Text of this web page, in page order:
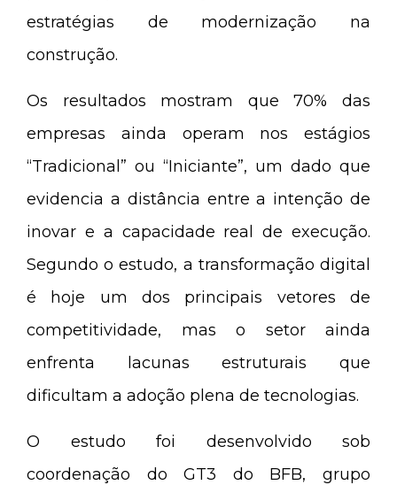
estratégias de modernização na
construção.
Os resultados mostram que 70% das
empresas ainda operam nos estágios
“Tradicional” ou “Iniciante”, um dado que
evidencia a distância entre a intenção de
inovar e a capacidade real de execução.
Segundo o estudo, a transformação digital
é hoje um dos principais vetores de
competitividade, mas o setor ainda
enfrenta lacunas estruturais que
dificultam a adoção plena de tecnologias.
O estudo foi desenvolvido sob
coordenação do GT3 do BFB, grupo